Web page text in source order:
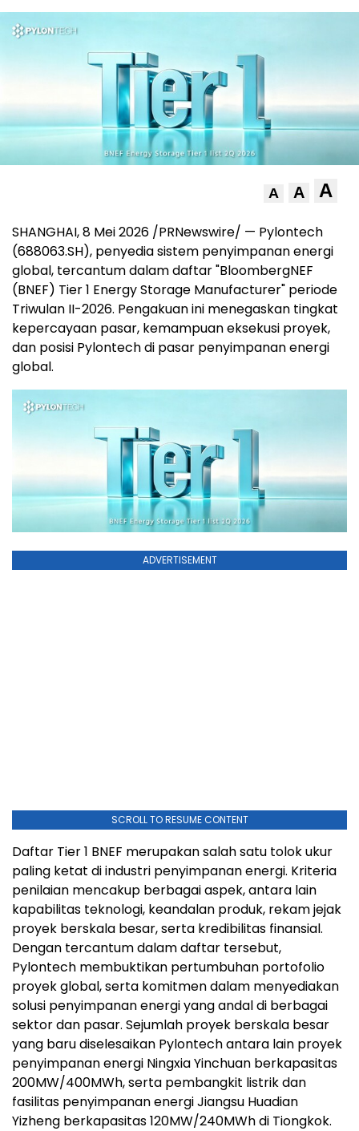
A A A
SHANGHAI,8 Mei 2026 /PRNewswire/ — Pylontech
(688063.SH), penyedia sistem penyimpanan energi
global, tercantum dalam daftar "BloombergNEF
(BNEF) Tier 1 Energy Storage Manufacturer" periode
Triwulan II-2026. Pengakuan ini menegaskan tingkat
kepercayaan pasar, kemampuan eksekusi proyek,
dan posisi Pylontech di pasar penyimpanan energi
global.
ADVERTISEMENT
SCROLL TO RESUME CONTENT
Daftar Tier 1 BNEF merupakan salah satu tolok ukur
paling ketat di industri penyimpanan energi. Kriteria
penilaian mencakup berbagai aspek, antara lain
kapabilitas teknologi, keandalan produk, rekam jejak
proyek berskala besar, serta kredibilitas finansial.
Dengan tercantum dalam daftar tersebut,
Pylontech membuktikan pertumbuhan portofolio
proyek global, serta komitmen dalam menyediakan
solusi penyimpanan energi yang andal di berbagai
sektor dan pasar. Sejumlah proyek berskala besar
yang baru diselesaikan Pylontech antara lain proyek
penyimpanan energi Ningxia Yinchuan berkapasitas
200MW/400MWh, serta pembangkit listrik dan
fasilitas penyimpanan energi Jiangsu Huadian
Yizheng berkapasitas 120MW/240MWh di Tiongkok.